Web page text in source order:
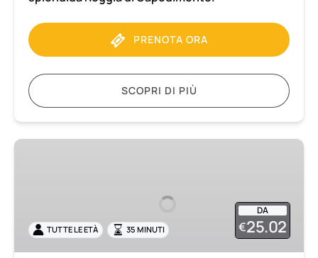
PRENOTA ORA
SCOPRI DI PIÙ
Napoli:
Visita
guidata
DA
€25.02
TUTTE LE ETÀ 35 MINUTI